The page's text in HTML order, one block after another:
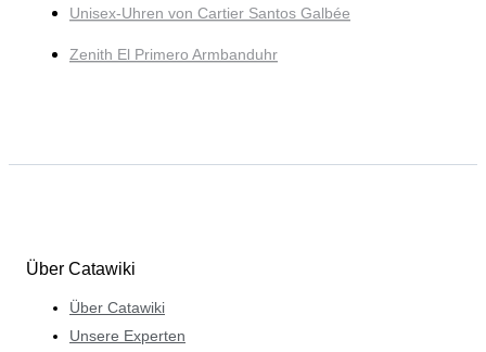
Unisex-Uhren von Cartier Santos Galbée
Zenith El Primero Armbanduhr
Über Catawiki
Über Catawiki
Unsere Experten